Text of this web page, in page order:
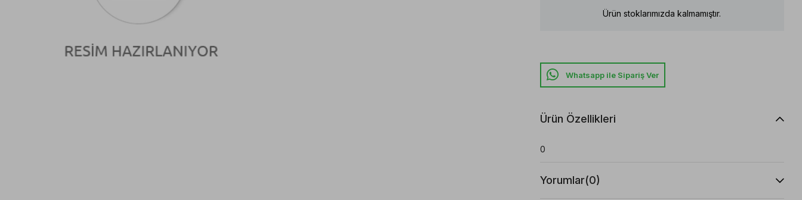
Ürün stoklarımızda kalmamıştır.
Whatsapp ile Sipariş Ver
Ürün Özellikleri
0
Yorumlar(0)